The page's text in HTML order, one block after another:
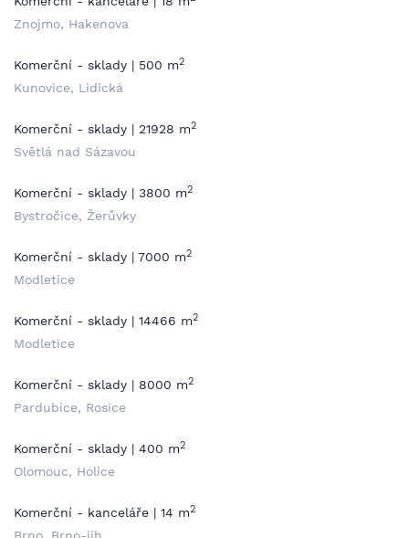
Znojmo, Hakenova
Komerční - sklady | 500 m2
Kunovice, Lidická
Komerční - sklady | 21928 m2
Světlá nad Sázavou
Komerční - sklady | 3800 m2
Bystročice, Žerůvky
Komerční - sklady | 7000 m2
Modletice
Komerční - sklady | 14466 m2
Modletice
Komerční - sklady | 8000 m2
Pardubice, Rosice
Komerční - sklady | 400 m2
Olomouc, Holice
Komerční - kanceláře | 14 m2